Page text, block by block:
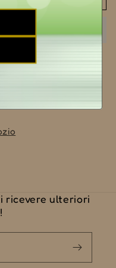
ricevere ulteriori